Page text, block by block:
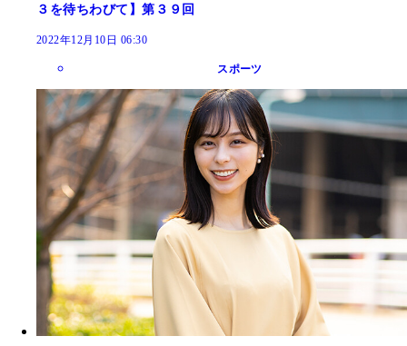
３を待ちわびて】第３９回
2022年12月10日 06:30
スポーツ